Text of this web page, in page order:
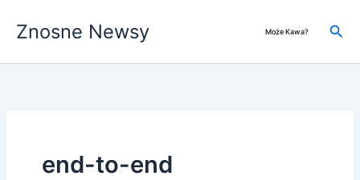
Znosne Newsy Może Kawa?
end-to-end